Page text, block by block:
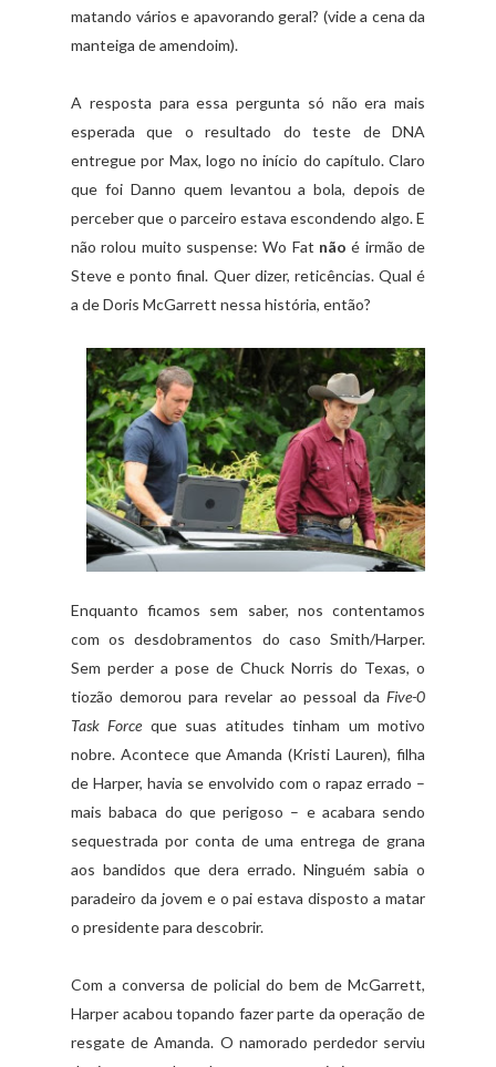
matando vários e apavorando geral? (vide a cena da
manteiga de amendoim).
A resposta para essa pergunta só não era mais
esperada que o resultado do teste de DNA
entregue por Max, logo no início do capítulo. Claro
que foi Danno quem levantou a bola, depois de
perceber que o parceiro estava escondendo algo. E
não rolou muito suspense: Wo Fat nãoé irmão de
Steve e ponto final. Quer dizer, reticências. Qual é
a de Doris McGarrett nessa história, então?
Enquanto ficamos sem saber, nos contentamos
com os desdobramentos do caso Smith/Harper.
Sem perder a pose de Chuck Norris do Texas, o
tiozão demorou para revelar ao pessoal da Five-0
Task Force que suas atitudes tinham um motivo
nobre. Acontece que Amanda (Kristi Lauren), filha
de Harper, havia se envolvido com o rapaz errado –
mais babaca do que perigoso – e acabara sendo
sequestrada por conta de uma entrega de grana
aos bandidos que dera errado. Ninguém sabia o
paradeiro da jovem e o pai estava disposto a matar
o presidente para descobrir.
Com a conversa de policial do bem de McGarrett,
Harper acabou topando fazer parte da operação de
resgate de Amanda. O namorado perdedor serviu